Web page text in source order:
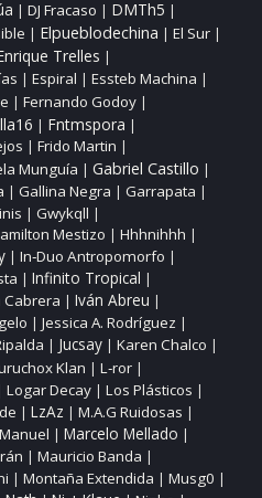
| DJ Fracaso | DMTh5 |
| Elpueblodechina | El Sur|
Trelles |
| Espiral | Essteb Machina |
| Fernando Godoy|
| Fntmspora |
| Frido Martin |
Munguía | Gabriel Castillo |
| Gallina Negra | Garrapata |
| Gwykqll |
Mestizo | Hhhnihhh |
| In‑Duo Antropomorfo |
| Infinito Tropical |
Cabrera | Iván Abreu |
| Jessica A. Rodríguez |
| Jucsay| Karen Chalco |
Klan | L‑ror|
Logar Decay| Los Plásticos |
| LzAz | M.A.G Ruidosas |
| Marcelo Mellado |
| Mauricio Banda |
| Montaña Extendida | Musg0 |